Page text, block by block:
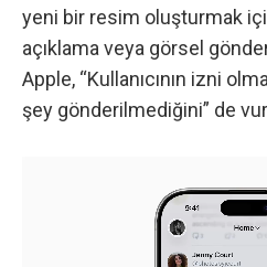
yeni bir resim oluşturmak
açıklama veya görsel
Apple, “Kullanıcının izni
şey gönderilmediğini” de